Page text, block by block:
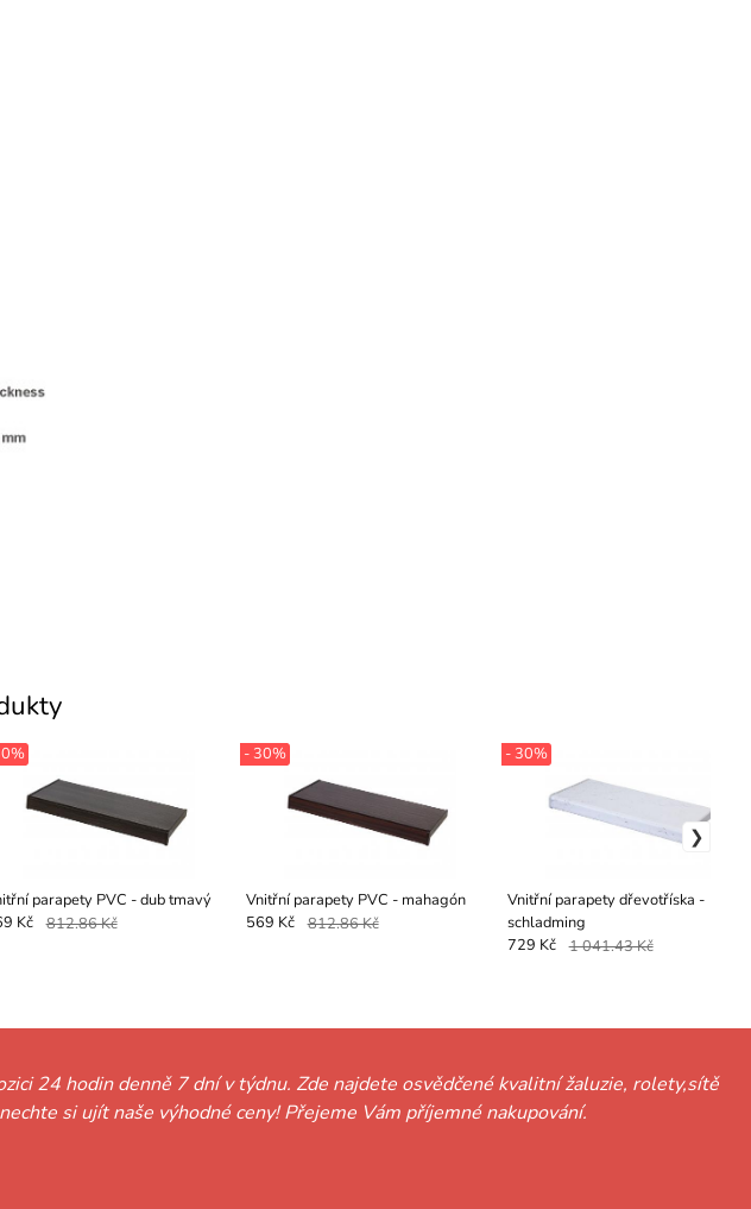
parapety PVC - dub tmavý
Kč 812.86 Kč
Vnitřní parapety PVC - mahagón
- 30%
569 Kč 812.86 Kč
Vnitřní parapety dřevotříska -
schladming
- 30%
729 Kč 1 041.43 Kč
24 hodin denně 7 dní v týdnu. Zde najdete osvědčené kvalitní žaluzie, rolety,sítě
si ujít naše výhodné ceny! Přejeme Vám příjemné nakupování.